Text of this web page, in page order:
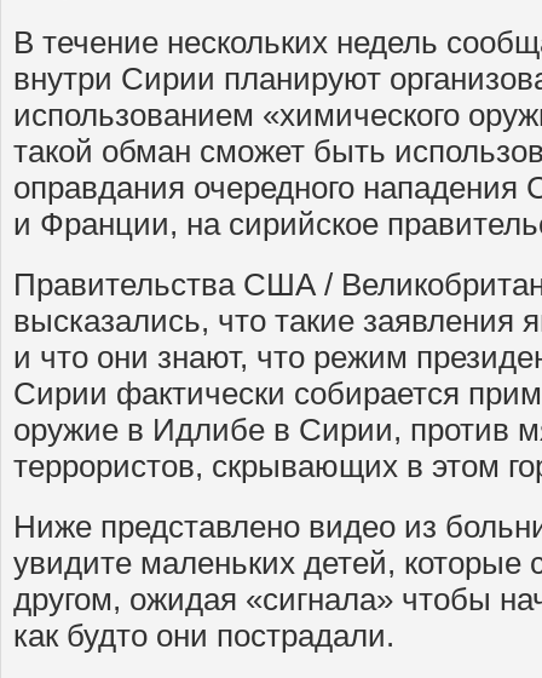
В течение нескольких недель
внутри Сирии планируют
использованием «химического
такой обман сможет быть
оправдания очередного
и Франции, на сирийское
Правительства США /
высказались, что такие заявления
и что они знают, что режим
Сирии фактически собирается
оружие в Идлибе в Сирии, против
террористов, скрывающих в этом
Ниже представлено видео из
увидите маленьких детей, которые
другом, ожидая «сигнала» чтобы
как будто они пострадали.